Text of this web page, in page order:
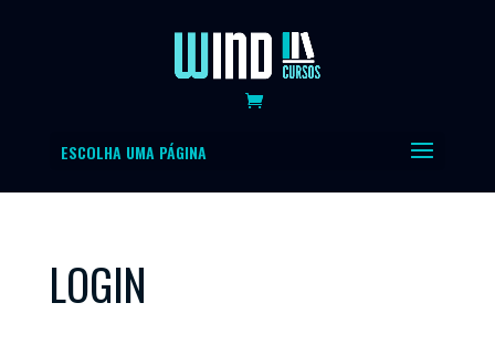
ESCOLHA UMA PÁGINA
LOGIN